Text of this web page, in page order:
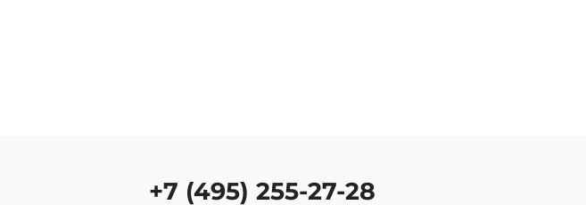
+7 (495) 255-27-28